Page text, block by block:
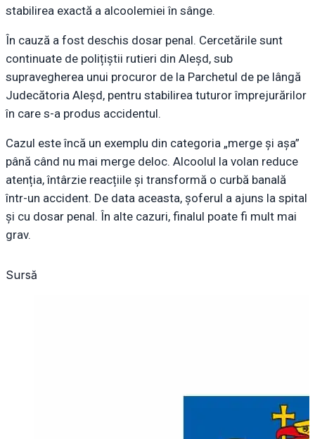
stabilirea exactă a alcoolemiei în sânge.
În cauză a fost deschis dosar penal. Cercetările sunt
continuate de polițiștii rutieri din Aleșd, sub
supravegherea unui procuror de la Parchetul de pe lângă
Judecătoria Aleșd, pentru stabilirea tuturor împrejurărilor
în care s-a produs accidentul.
Cazul este încă un exemplu din categoria „merge și așa”
până când nu mai merge deloc. Alcoolul la volan reduce
atenția, întârzie reacțiile și transformă o curbă banală
într-un accident. De data aceasta, șoferul a ajuns la spital
și cu dosar penal. În alte cazuri, finalul poate fi mult mai
grav.
Sursă